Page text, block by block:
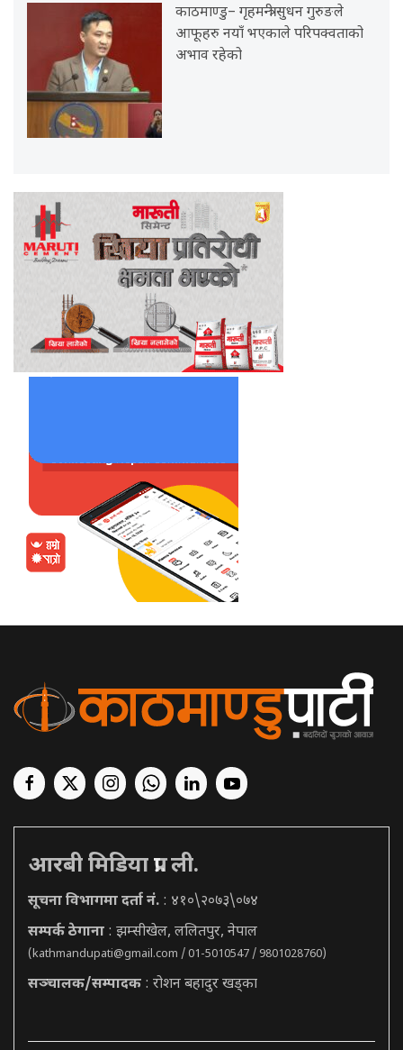
काठमाण्डु– गृहमन्त्री सुधन गुरुङले
आफूहरु नयाँ भएकाले परिपक्वताको
अभाव रहेको
आरबी मिडिया प्रा. ली.
सूचना विभागमा दर्ता नं. : ४१०\२०७३\०७४
सम्पर्क ठेगाना : झम्सीखेल, ललितपुर, नेपाल
(kathmandupati@gmail.com / 01-5010547 / 9801028760)
सञ्चालक/सम्पादक : रोशन बहादुर खड्का